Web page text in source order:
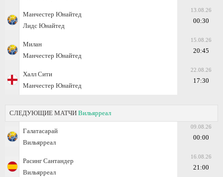
Манчестер Юнайтед
Лидс Юнайтед
13.08.26
00:30
Милан
Манчестер Юнайтед
15.08.26
20:45
Халл Сити
Манчестер Юнайтед
22.08.26
17:30
СЛЕДУЮЩИЕ МАТЧИ Вильярреал
Галатасарай
Вильярреал
09.08.26
00:00
Расинг Сантандер
Вильярреал
16.08.26
21:00